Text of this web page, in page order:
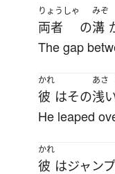
りょうしゃ
両者 の
みぞ
溝
The gap
かれ
彼 はその
あさ
浅
He leaped
かれ
彼 はジャンプ